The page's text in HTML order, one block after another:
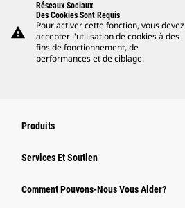
warning
Réseaux Sociaux
Des Cookies Sont Requis
Pour activer cette fonction, vous devez
accepter l'utilisation de cookies à des
fins de fonctionnement, de
performances et de ciblage.
Produits
Services Et Soutien
Comment Pouvons-Nous Vous Aider?